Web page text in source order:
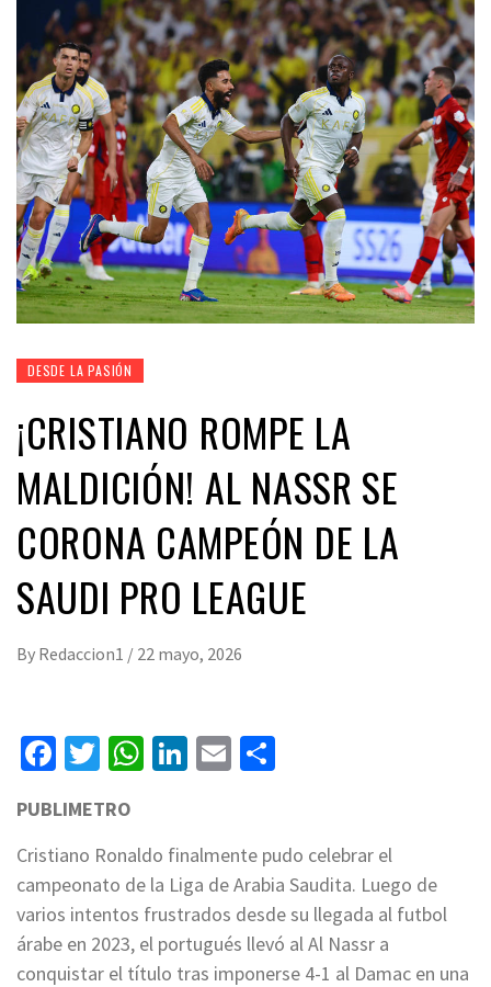
DESDE LA PASIÓN
¡CRISTIANO ROMPE LA
MALDICIÓN! AL NASSR SE
CORONA CAMPEÓN DE LA
SAUDI PRO LEAGUE
By Redaccion1 / 22 mayo, 2026
Facebook
Twitter
WhatsApp
LinkedIn
Email
PUBLIMETRO
Cristiano Ronaldo finalmente pudo celebrar el
campeonato de la Liga de Arabia Saudita. Luego de
varios intentos frustrados desde su llegada al futbol
árabe en 2023, el portugués llevó al Al Nassr a
conquistar el título tras imponerse 4-1 al Damac en una